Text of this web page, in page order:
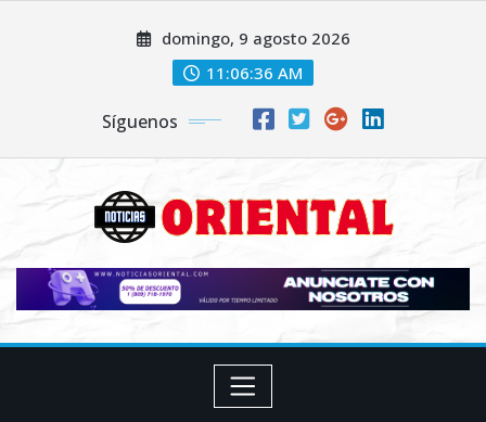
domingo, 9 agosto 2026
11:06:37 AM
Síguenos